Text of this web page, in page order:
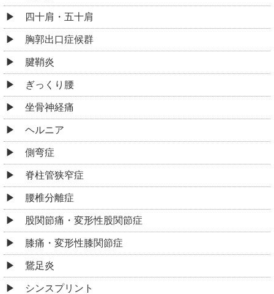
四十肩・五十肩
胸郭出口症候群
腱鞘炎
ぎっくり腰
坐骨神経痛
ヘルニア
側弯症
脊柱管狭窄症
腰椎分離症
股関節痛・変形性股関節症
膝痛・変形性膝関節症
鵞足炎
シンスプリント